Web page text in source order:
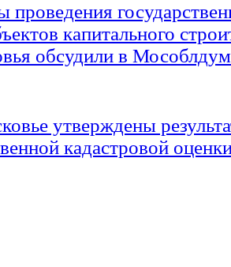
проведения
капитального
обсудили в
утверждены
кадастровой